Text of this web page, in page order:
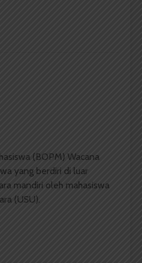
(BOPM) Wacana
yang berdiri di luar
mandiri oleh mahasiswa
(USU).